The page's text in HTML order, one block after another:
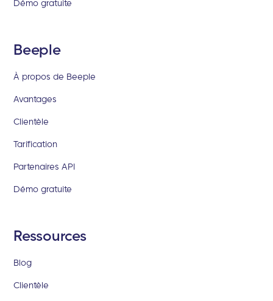
Démo gratuite
Beeple
À propos de Beeple
Avantages
Clientèle
Tarification
Partenaires API
Démo gratuite
Ressources
Blog
Clientèle